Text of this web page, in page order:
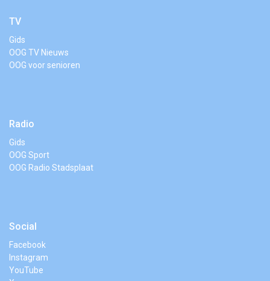
TV
Gids
OOG TV Nieuws
OOG voor senioren
Radio
Gids
OOG Sport
OOG Radio Stadsplaat
Social
Facebook
Instagram
YouTube